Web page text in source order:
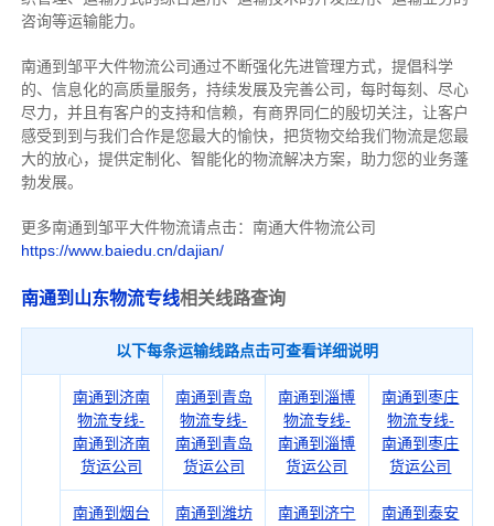
咨询等运输能力。
南通到邹平大件物流公司通过不断强化先进管理方式，提倡科学
的、信息化的高质量服务，持续发展及完善公司，每时每刻、尽心
尽力， 并且有客户的支持和信赖，有商界同仁的殷切关注， 让客户
感受到到与我们合作是您最大的愉快，把货物交给我们物流是您最
大的放心， 提供定制化、智能化的物流解决方案，助力您的业务蓬
勃发展。
更多南通到邹平大件物流请点击：南通大件物流公司
https://www.baiedu.cn/dajian/
南通到山东物流专线相关线路查询
以下每条运输线路点击可查看详细说明
南通到济南
物流专线-
南通到济南
货运公司
南通到青岛
物流专线-
南通到青岛
货运公司
南通到淄博
物流专线-
南通到淄博
货运公司
南通到枣庄
物流专线-
南通到枣庄
货运公司
南通到烟台
南通到潍坊
南通到济宁
南通到泰安